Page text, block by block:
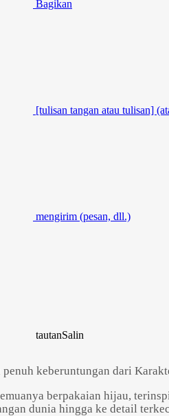
Bagikan
[tulisan tangan atau tulisan]
mengirim (pesan, dll.)
tautanSalin
keberuntungan dari
berpakaian hijau,
dunia hingga ke detail